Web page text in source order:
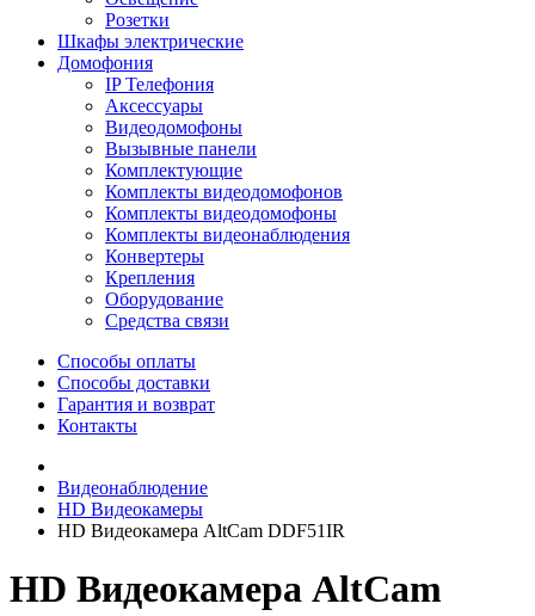
Розетки
Шкафы электрические
Домофония
IP Телефония
Аксессуары
Видеодомофоны
Вызывные панели
Комплектующие
Комплекты видеодомофонов
Комплекты видеодомофоны
Комплекты видеонаблюдения
Конвертеры
Крепления
Оборудование
Средства связи
Способы оплаты
Способы доставки
Гарантия и возврат
Контакты
Видеонаблюдение
HD Видеокамеры
HD Видеокамера AltCam DDF51IR
HD Видеокамера AltCam